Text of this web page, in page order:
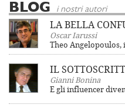
BLOG i nostri autori
LA BELLA
Oscar Iarussi
Theo Angelopoulos,
IL
Gianni Bonina
E gli influencer